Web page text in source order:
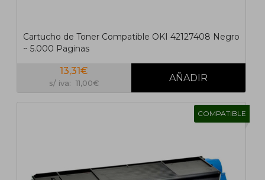
Cartucho de Toner Compatible OKI 42127408 Negro
~ 5.000 Paginas
13,31€
s/ iva: 11,00€
COMPATIBLE